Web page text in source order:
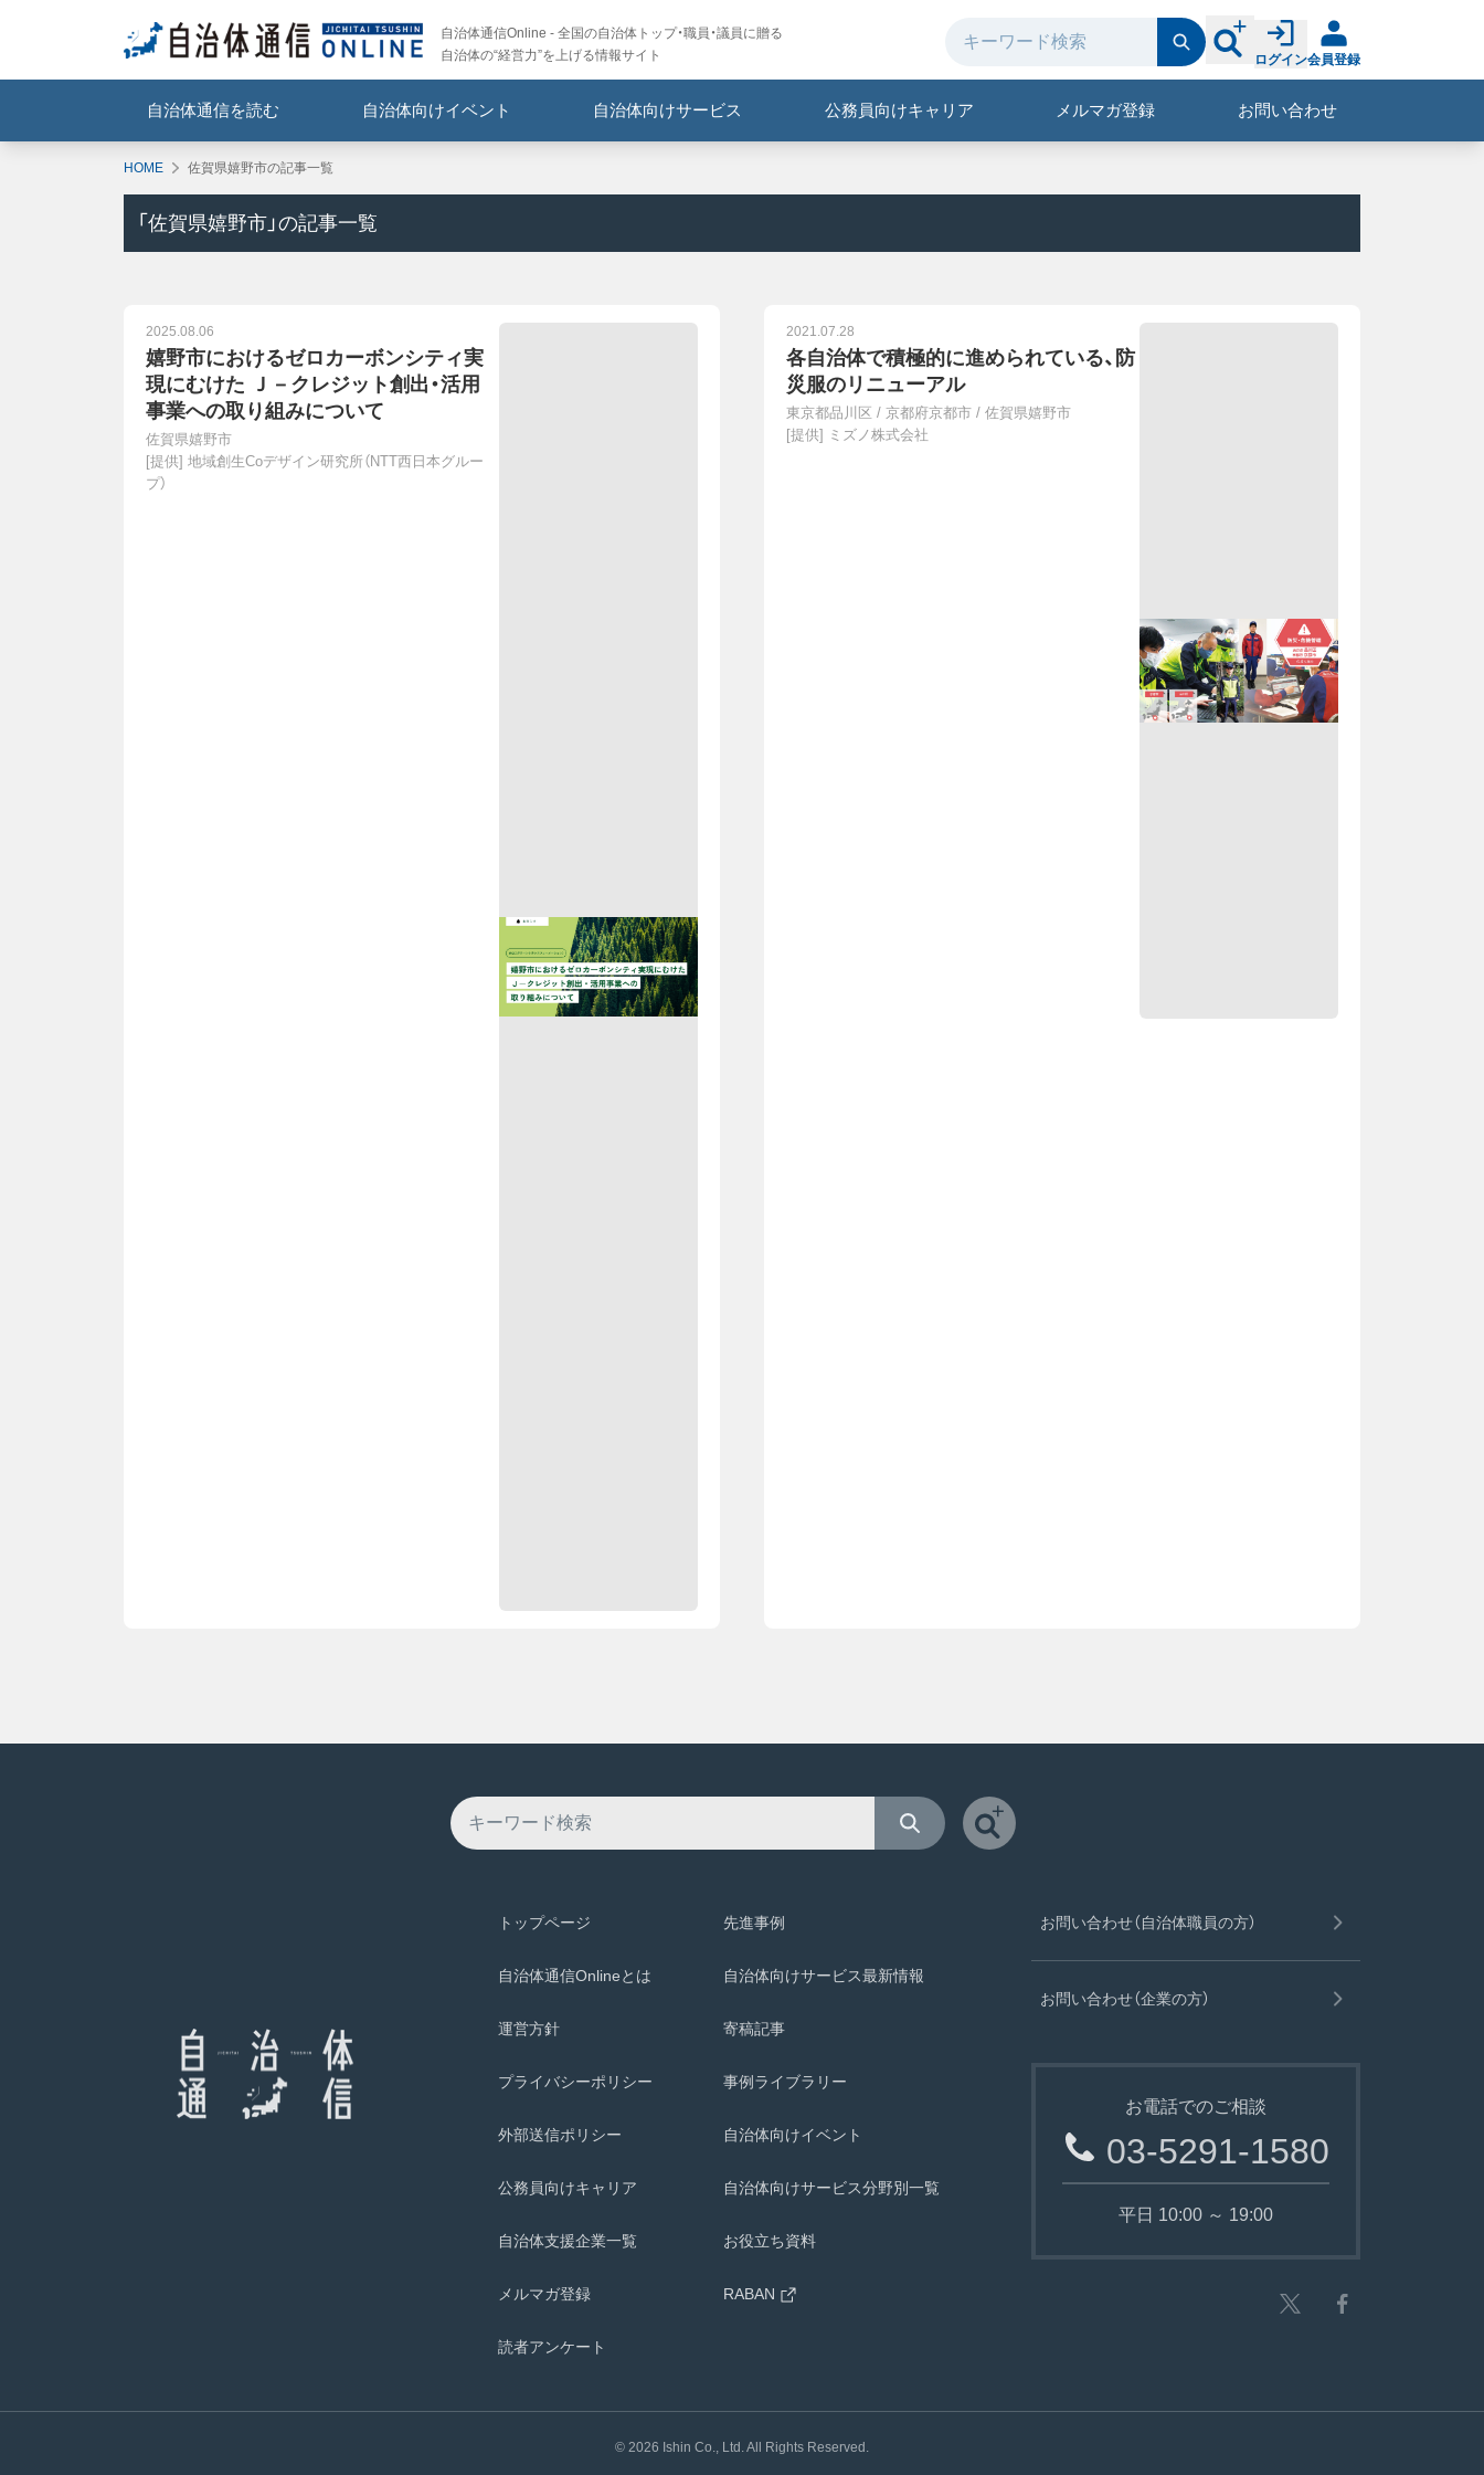
自治体通信Online - 全国の自治体トップ・職員・議員に贈る
自治体の“経営力”を上げる情報サイト
ログイン会員登録
自治体通信を読む 自治体向けイベント 自治体向けサービス 公務員向けキャリア メルマガ登録 お問い合わせ
HOME 佐賀県嬉野市の記事一覧
「 佐賀県嬉野市 」の記事一覧
2025.08.06
嬉野市におけるゼロカーボンシティ実
現にむけた Ｊ－クレジット創出・活用
事業への取り組みについて
佐賀県嬉野市
[提供] 地域創生Coデザイン研究所（NTT西日本グルー
プ）
2021.07.28
各自治体で積極的に進められている、防
災服のリニューアル
東京都品川区 / 京都府京都市 / 佐賀県嬉野市
[提供] ミズノ株式会社
トップページ
自治体通信Onlineとは
運営方針
プライバシーポリシー
外部送信ポリシー
公務員向けキャリア
自治体支援企業一覧
メルマガ登録
読者アンケート
先進事例
自治体向けサービス最新情報
寄稿記事
事例ライブラリー
自治体向けイベント
自治体向けサービス分野別一覧
お役立ち資料
RABAN
お問い合わせ（自治体職員の方）
お問い合わせ（企業の方）
お電話でのご相談
03-5291-1580
平日 10:00 ～ 19:00
© 2026 Ishin Co., Ltd. All Rights Reserved.